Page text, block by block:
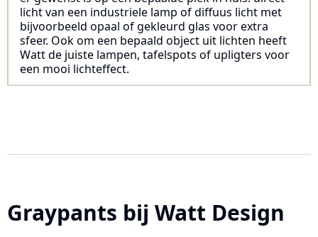
licht van een industriele lamp of diffuus licht met
bijvoorbeeld opaal of gekleurd glas voor extra
sfeer. Ook om een bepaald object uit lichten heeft
Watt de juiste lampen, tafelspots of upligters voor
een mooi lichteffect.
Graypants bij Watt Design